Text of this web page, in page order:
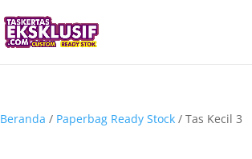
Beranda / Paperbag Ready Stock / Tas Kecil 3